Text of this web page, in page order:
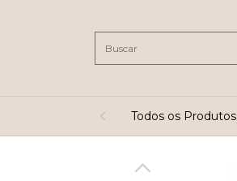
Todos os Produtos